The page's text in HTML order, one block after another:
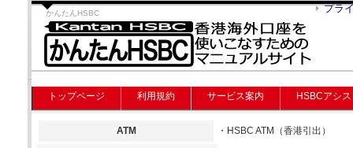
かんたんHSBC プラ
トップページ 利用規約 サービス案内 HSBCアシ
ATM ・HSBC ATM（香港引出）